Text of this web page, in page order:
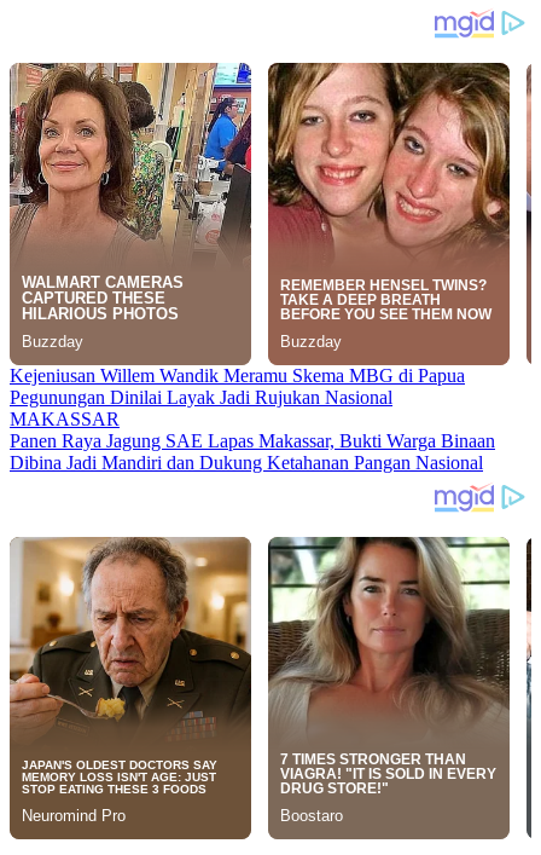
Kejeniusan Willem Wandik Meramu Skema MBG di Papua
Pegunungan Dinilai Layak Jadi Rujukan Nasional
MAKASSAR
Panen Raya Jagung SAE Lapas Makassar, Bukti Warga Binaan
Dibina Jadi Mandiri dan Dukung Ketahanan Pangan Nasional